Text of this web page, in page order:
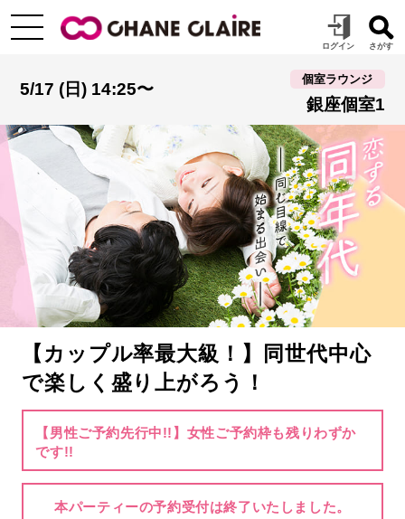
5/17 (日) 14:25〜
個室ラウンジ
銀座個室1
【カップル率最大級！】同世代中心
で楽しく盛り上がろう！
【男性ご予約先行中!!】女性ご予約枠も残りわずか
です!!
本パーティーの予約受付は終了いたしました。